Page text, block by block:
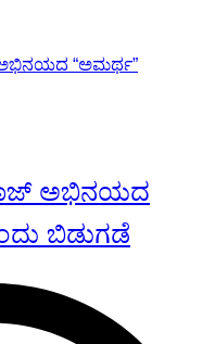
ಅಭಿನಯದ
ಬಿಡುಗಡೆ